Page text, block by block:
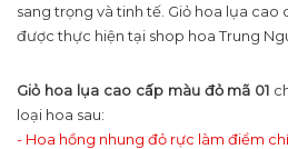
sang trọng và tinh tế. Giỏ hoa lụa cao
được thực hiện tại shop hoa Trung
Giỏ hoa lụa cao cấp màu đỏ mã 01
loại hoa sau:
- Hoa hồng nhung đỏ rực làm điểm